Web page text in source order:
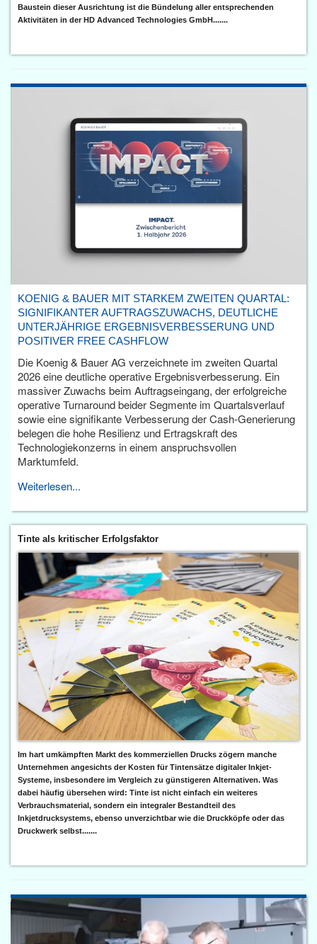
Baustein dieser Ausrichtung ist die Bündelung aller entsprechenden
Aktivitäten in der HD Advanced Technologies GmbH.......
KOENIG & BAUER MIT STARKEM ZWEITEN QUARTAL:
SIGNIFIKANTER AUFTRAGSZUWACHS, DEUTLICHE
UNTERJÄHRIGE ERGEBNISVERBESSERUNG UND
POSITIVER FREE CASHFLOW
Die Koenig & Bauer AG verzeichnete im zweiten Quartal
2026 eine deutliche operative Ergebnisverbesserung. Ein
massiver Zuwachs beim Auftragseingang, der erfolgreiche
operative Turnaround beider Segmente im Quartalsverlauf
sowie eine signifikante Verbesserung der Cash-Generierung
belegen die hohe Resilienz und Ertragskraft des
Technologiekonzerns in einem anspruchsvollen
Marktumfeld.
Weiterlesen...
Tinte als kritischer Erfolgsfaktor
Im hart umkämpften Markt des kommerziellen Drucks zögern manche
Unternehmen angesichts der Kosten für Tintensätze digitaler Inkjet-
Systeme, insbesondere im Vergleich zu günstigeren Alternativen. Was
dabei häufig übersehen wird: Tinte ist nicht einfach ein weiteres
Verbrauchsmaterial, sondern ein integraler Bestandteil des
Inkjetdrucksystems, ebenso unverzichtbar wie die Druckköpfe oder das
Druckwerk selbst.......